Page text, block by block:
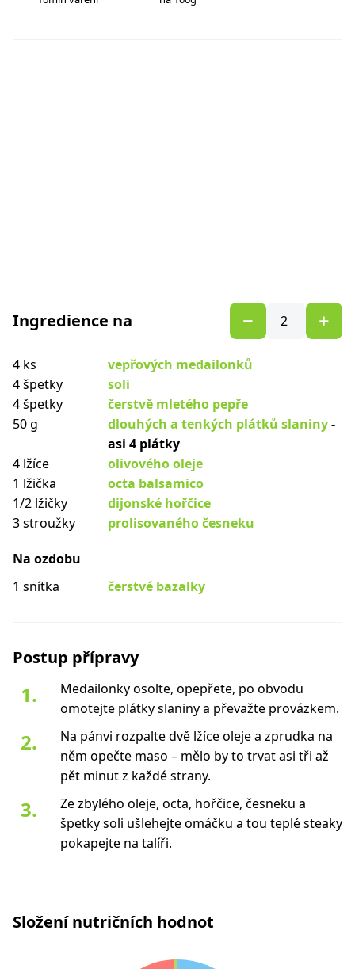
Ingredience na
4 ks
vepřových medailonků
4 špetky
soli
4 špetky
čerstvě mletého pepře
50 g
dlouhých a tenkých plátků slaniny-
asi 4 plátky
4 lžíce
olivového oleje
1 lžička
octa balsamico
1/2 lžičky
dijonské hořčice
3 stroužky
prolisovaného česneku
Na ozdobu
1 snítka
čerstvé bazalky
Postup přípravy
Medailonky osolte, opepřete, po obvodu
omotejte plátky slaniny a převažte provázkem.
Na pánvi rozpalte dvě lžíce oleje a zprudka na
něm opečte maso – mělo by to trvat asi tři až
pět minut z každé strany.
Ze zbylého oleje, octa, hořčice, česneku a
špetky soli ušlehejte omáčku a tou teplé steaky
pokapejte na talíři.
Složení nutričních hodnot